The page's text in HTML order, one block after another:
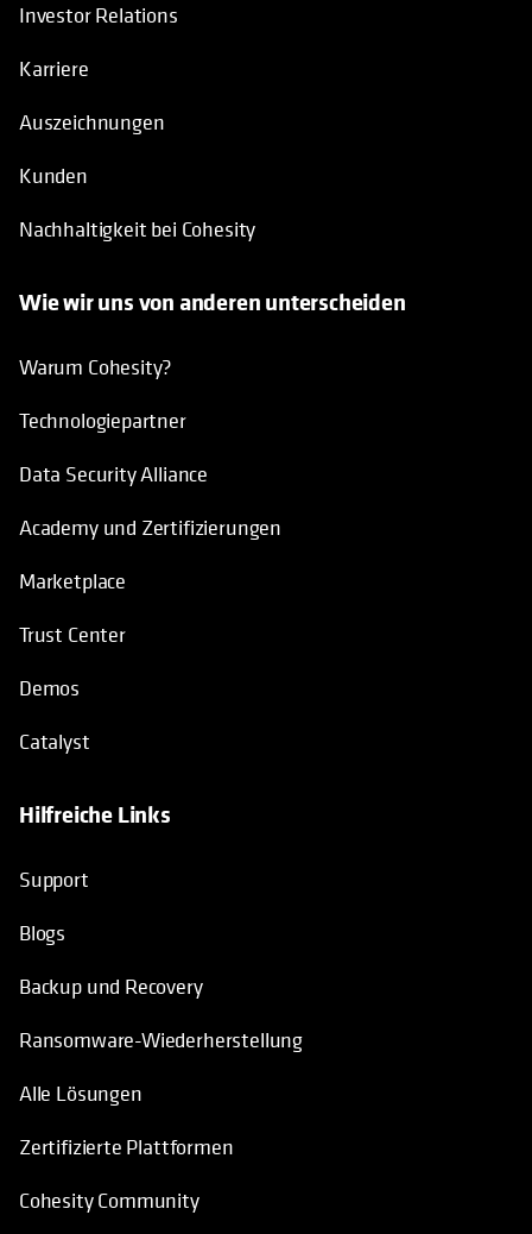
Investor Relations
Karriere
Auszeichnungen
Kunden
Nachhaltigkeit bei Cohesity
Wie wir uns von anderen unterscheiden
Warum Cohesity?
Technologiepartner
Data Security Alliance
Academy und Zertifizierungen
Marketplace
Trust Center
Demos
Catalyst
Hilfreiche Links
Support
Blogs
Backup und Recovery
Ransomware-Wiederherstellung
Alle Lösungen
Zertifizierte Plattformen
Cohesity Community